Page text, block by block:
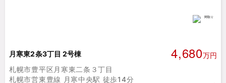
月寒東2条3丁目 2号棟 4,680万円
札幌市豊平区月寒東二条３丁目
札幌市営東豊線 月寒中央駅 徒歩14分